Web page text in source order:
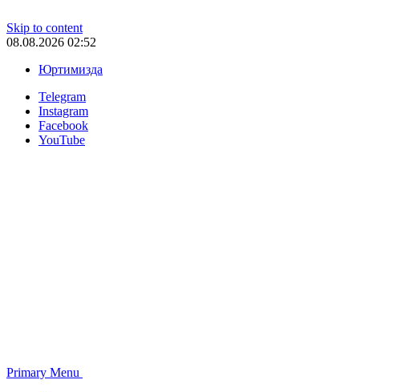
Skip to content
08.08.2026 02:52
Юртимизда
Telegram
Instagram
Facebook
YouTube
Primary Menu